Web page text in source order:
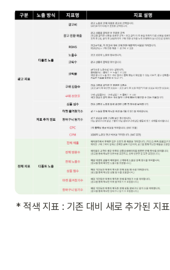
* 적색 지표 : 기존 대비 새로 추가된 지표